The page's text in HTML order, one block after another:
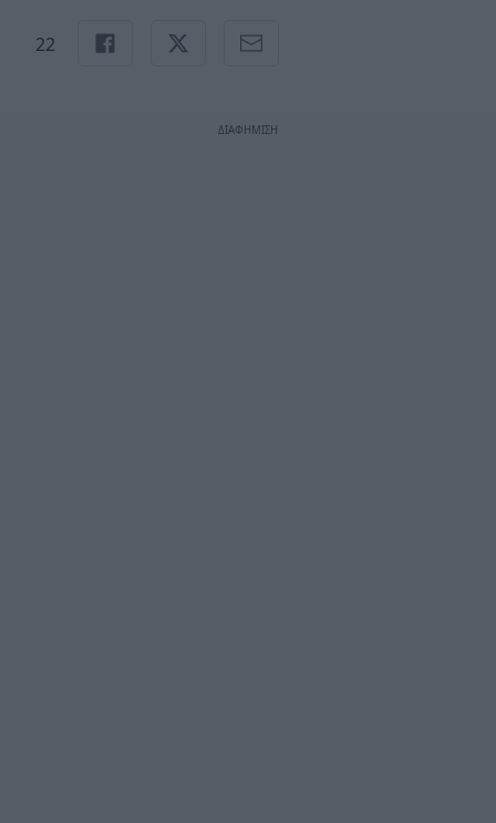
22